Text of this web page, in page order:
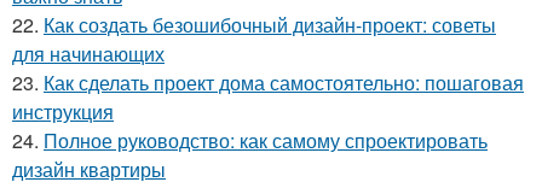
22. Как создать безошибочный дизайн-проект: советы
для начинающих
23. Как сделать проект дома самостоятельно: пошаговая
инструкция
24. Полное руководство: как самому спроектировать
дизайн квартиры